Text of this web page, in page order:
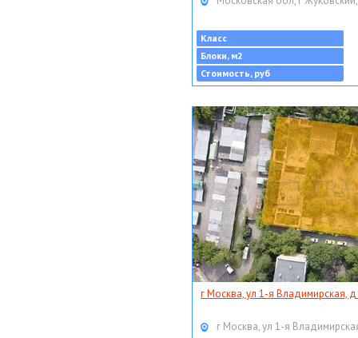
Класс
Блоки, м2
Стоимость, руб
г Москва, ул 1-я Владимирская, д
г Москва, ул 1-я